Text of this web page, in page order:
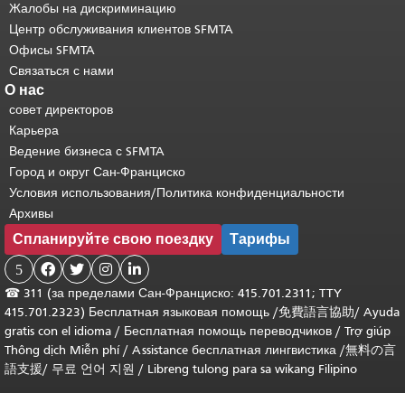
Жалобы на дискриминацию
Центр обслуживания клиентов SFMTA
Офисы SFMTA
Связаться с нами
О нас
совет директоров
Карьера
Ведение бизнеса с SFMTA
Город и округ Сан-Франциско
Условия использования/Политика конфиденциальности
Архивы
Спланируйте свою поездку Тарифы
5    
☎ 311 (за пределами Сан-Франциско: 415.701.2311; TTY
415.701.2323) Бесплатная языковая помощь /免費語言協助/ Ayuda
gratis con el idioma / Бесплатная помощь переводчиков / Trợ giúp
Thông dịch Miễn phí/ Assistance бесплатная лингвистика /無料の言
語支援/ 무료 언어 지원 / Libreng tulong para sa wikang Filipino